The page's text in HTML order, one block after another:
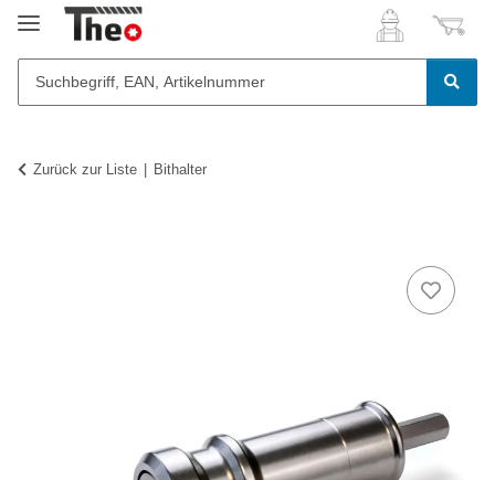
Zurück zur Liste Bithalter